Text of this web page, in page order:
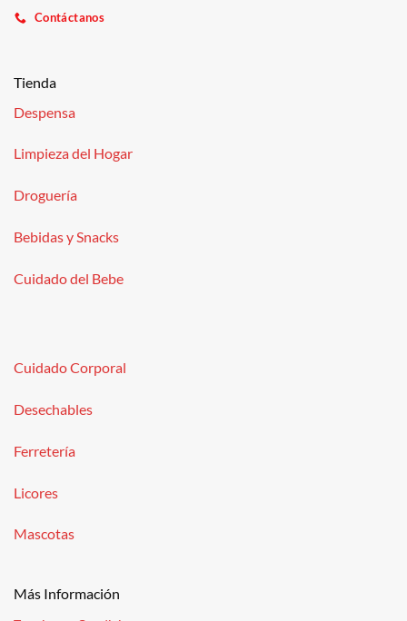
Contáctanos
Tienda
Despensa
Limpieza del Hogar
Droguería
Bebidas y Snacks
Cuidado del Bebe
Cuidado Corporal
Desechables
Ferretería
Licores
Mascotas
Más Información